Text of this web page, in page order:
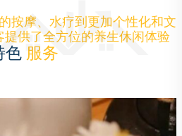
按摩、水疗到更加个性化和文
供了全方位的养生休闲体验
色 服务